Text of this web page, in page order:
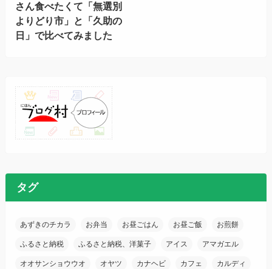
さん食べたくて「無選別
よりどり市」と「久助の
日」で比べてみました
タグ
あずきのチカラ お弁当 お昼ごはん お昼ご飯 お煎餅
ふるさと納税 ふるさと納税、洋菓子 アイス アマガエル
オオサンショウウオ オヤツ カナヘビ カフェ カルディ